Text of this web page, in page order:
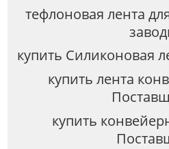
тефлоновая лента
купить Силиконовая
купить лента
купить